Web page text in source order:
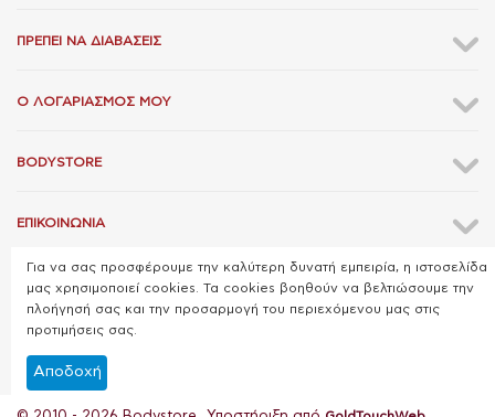
ΠΡΈΠΕΙ ΝΑ ΔΙΑΒΆΣΕΙΣ
Ο ΛΟΓΑΡΙΑΣΜΌΣ ΜΟΥ
BODYSTORE
ΕΠΙΚΟΙΝΩΝΊΑ
Για να σας προσφέρουμε την καλύτερη δυνατή εμπειρία, η ιστοσελίδα
μας χρησιμοποιεί cookies. Τα cookies βοηθούν να βελτιώσουμε την
πλοήγησή σας και την προσαρμογή του περιεχόμενου μας στις
προτιμήσεις σας.
Αποδοχή